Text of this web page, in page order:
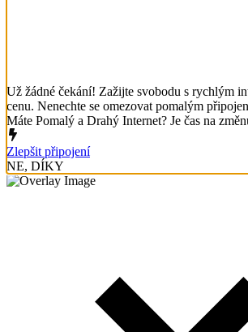
Už žádné čekání! Zažijte svobodu s rychlým
cenu. Nenechte se omezovat pomalým
Máte Pomalý a Drahý Internet? Je čas na
Zlepšit připojení
NE, DÍKY